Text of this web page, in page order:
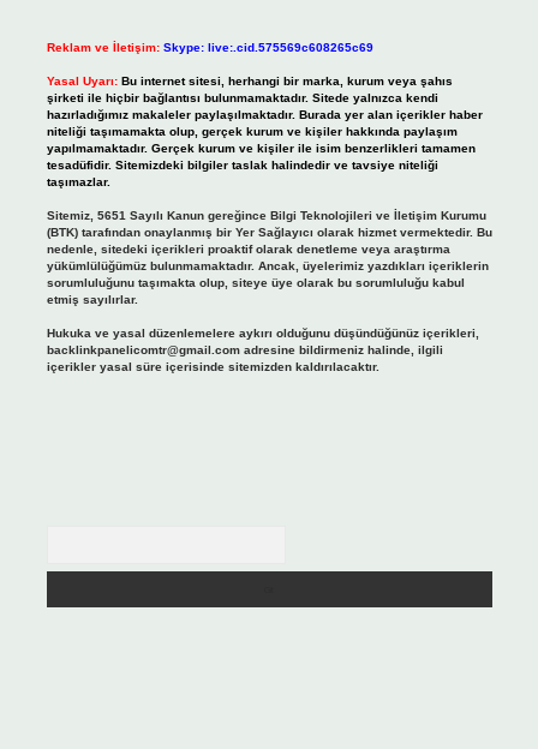
Reklam ve İletişim: Skype: live:.cid.575569c608265c69
Yasal Uyarı: Bu internet sitesi, herhangi bir marka, kurum veya şahıs
şirketi ile hiçbir bağlantısı bulunmamaktadır. Sitede yalnızca kendi
hazırladığımız makaleler paylaşılmaktadır. Burada yer alan içerikler haber
niteliği taşımamakta olup, gerçek kurum ve kişiler hakkında paylaşım
yapılmamaktadır. Gerçek kurum ve kişiler ile isim benzerlikleri tamamen
tesadüfidir. Sitemizdeki bilgiler taslak halindedir ve tavsiye niteliği
taşımazlar.
Sitemiz, 5651 Sayılı Kanun gereğince Bilgi Teknolojileri ve İletişim Kurumu
(BTK) tarafından onaylanmış bir Yer Sağlayıcı olarak hizmet vermektedir. Bu
nedenle, sitedeki içerikleri proaktif olarak denetleme veya araştırma
yükümlülüğümüz bulunmamaktadır. Ancak, üyelerimiz yazdıkları içeriklerin
sorumluluğunu taşımakta olup, siteye üye olarak bu sorumluluğu kabul
etmiş sayılırlar.
Hukuka ve yasal düzenlemelere aykırı olduğunu düşündüğünüz içerikleri,
backlinkpanelicomtr@gmail.comadresine bildirmeniz halinde, ilgili
içerikler yasal süre içerisinde sitemizden kaldırılacaktır.